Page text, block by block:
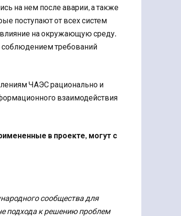
на нем после аварии, а также
поступают от всех систем
на окружающую среду.
соблюдением требований
ЧАЭС рационально и
взаимодействия
в проекте, могут с
сообщества для
подхода к решению проблем